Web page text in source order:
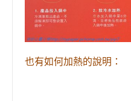
也有如何加熱的說明：